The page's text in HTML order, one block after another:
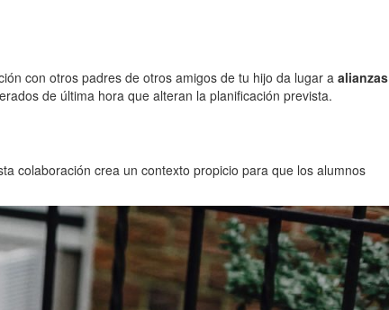
con otros padres de otros amigos de tu hijo da lugar a alianzas
de última hora que alteran la planificación prevista.
colaboración crea un contexto propicio para que los alumnos